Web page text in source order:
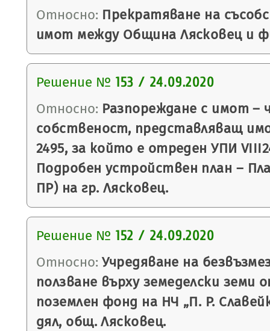
Относно: Прекратяване на
имот между Община Лясковец и
Решение № 153 / 24.09.2020
Относно: Разпореждане с имот –
собственост, представляващ
2495, за който е отреден УПИ
Подробен устройствен план –
ПР) на гр. Лясковец.
Решение № 152 / 24.09.2020
Относно: Учредяване на
ползване върху земеделски земи
поземлен фонд на НЧ „П. Р.
дял, общ. Лясковец.